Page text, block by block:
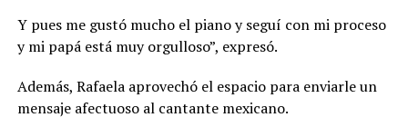
Y pues me gustó mucho el piano y seguí con mi proceso
y mi papá está muy orgulloso”, expresó.
Además, Rafaela aprovechó el espacio para enviarle un
mensaje afectuoso al cantante mexicano.